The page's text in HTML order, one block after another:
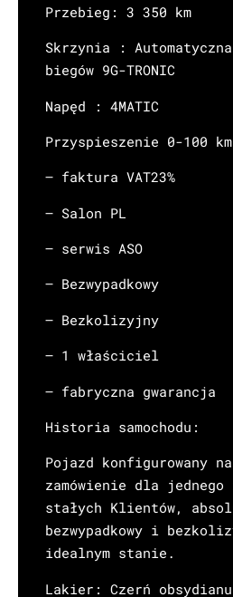
Przebieg: 3 350 km
Skrzynia :
biegów 9G-TRONIC
Napęd : 4MATIC
Przyspieszenie 0-100
– faktura VAT23%
– Salon PL
– serwis ASO
– Bezwypadkowy
– Bezkolizyjny
– 1 właściciel
– fabryczna gwarancja
Historia samochodu:
Pojazd konfigurowany
zamówienie dla jednego
stałych Klientów,
bezwypadkowy i
idealnym stanie.
Lakier: Czerń